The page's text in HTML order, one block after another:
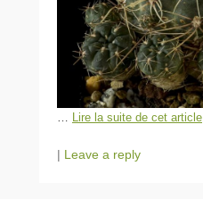
… Lire la suite de cet article
| Leave a reply